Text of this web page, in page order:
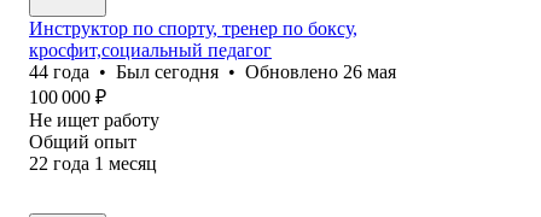
Инструктор по спорту, тренер по боксу,
кросфит,социальный педагог
44 года • Был сегодня • Обновлено 26 мая
100 000 ₽
Не ищет работу
Общий опыт
22 года 1 месяц